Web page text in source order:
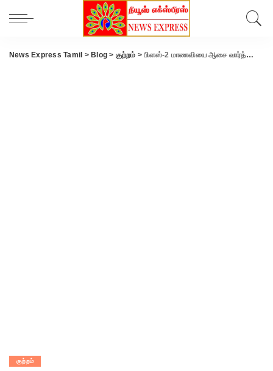
News Express Tamil > Blog > குற்றம் >பிளஸ்-2 மாணவியை ஆசை வார்த்தை கூறி கடத்தி சென்று அறையில் அடைத்து வைத்து பாலியல் பலாத்காரம் செய்த எலக்ட்ரிசீயன் கைது..!
குற்றம்